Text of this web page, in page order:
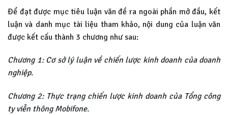
Để đạt được mục tiêu luận văn đề ra ngoài phần mở đầu, kết
luận và danh mục tài liệu tham khảo, nội dung của luận văn
được kết cấu thành 3 chương như sau:
Chương 1: Cơ sở lý luận về chiến lược kinh doanh của doanh
nghiệp.
Chương 2: Thực trạng chiến lược kinh doanh của Tổng công
ty viễn thông Mobifone.